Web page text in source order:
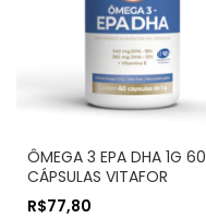
ÔMEGA 3 EPA DHA 1G 60
CÁPSULAS VITAFOR
R$77,80